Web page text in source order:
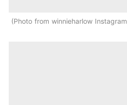
Photo from winnieharlow Instagram